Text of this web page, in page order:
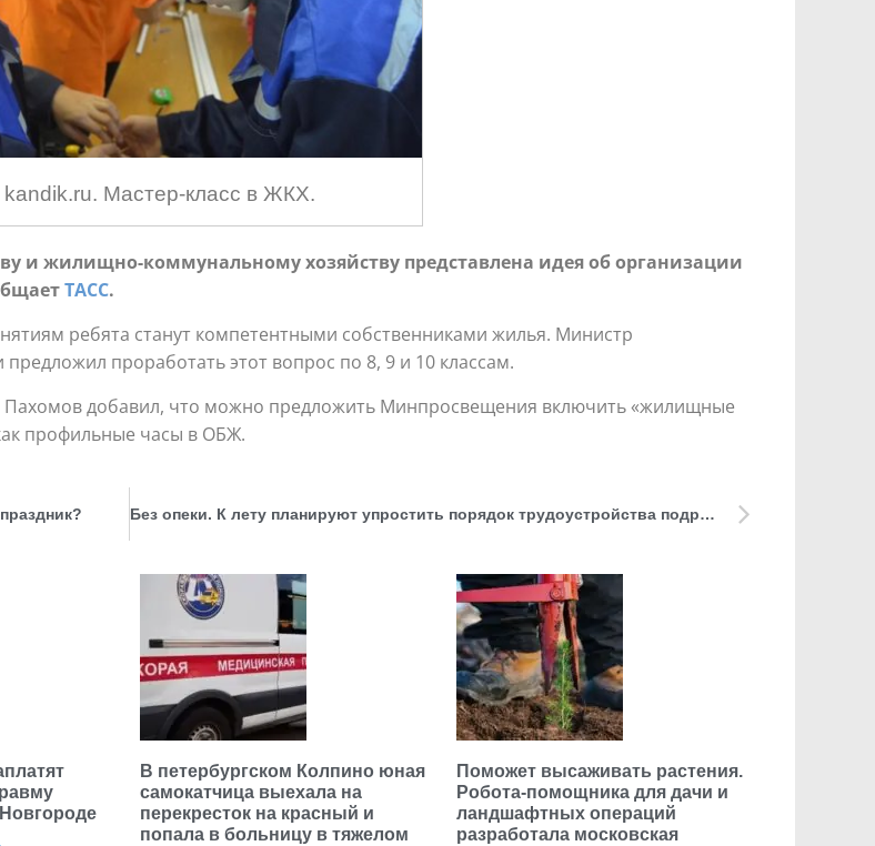
kandik.ru. Мастер-класс в ЖКХ.
и жилищно-коммунальному хозяйству представлена идея об организации
ТАСС.
ребята станут компетентными собственниками жилья. Министр
проработать этот вопрос по 8, 9 и 10 классам.
Пахомов добавил, что можно предложить Минпросвещения включить «жилищные
профильные часы в ОБЖ.
Без опеки. К лету планируют упростить порядок трудоустройства подростков
В петербургском Колпино юная
самокатчица выехала на
перекресток на красный и
попала в больницу в тяжелом
Поможет высаживать растения.
Робота-помощника для дачи и
ландшафтных операций
разработала московская